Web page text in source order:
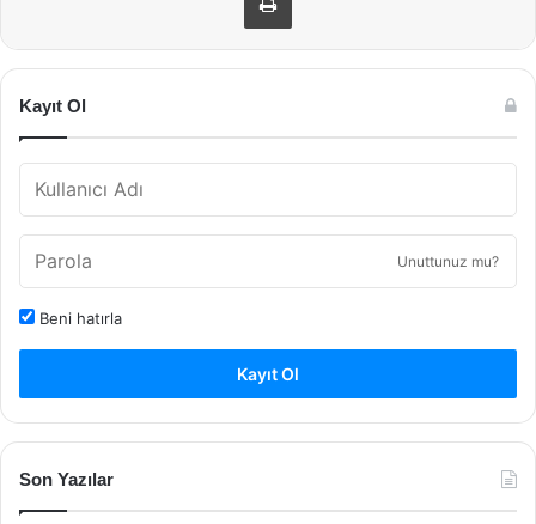
Kayıt Ol
Unuttunuz mu?
Beni hatırla
Kayıt Ol
Son Yazılar